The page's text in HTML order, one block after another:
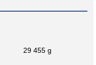
29 455 g